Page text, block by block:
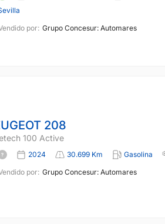
por: Grupo Concesur: Automares
208
100 Active
2024 30.699 Km Gasolina
por: Grupo Concesur: Automares